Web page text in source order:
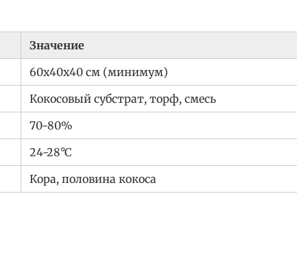
Значение
60x40x40 см (минимум)
Кокосовый субстрат, торф, смесь
70-80%
24-28°C
Кора, половина кокоса